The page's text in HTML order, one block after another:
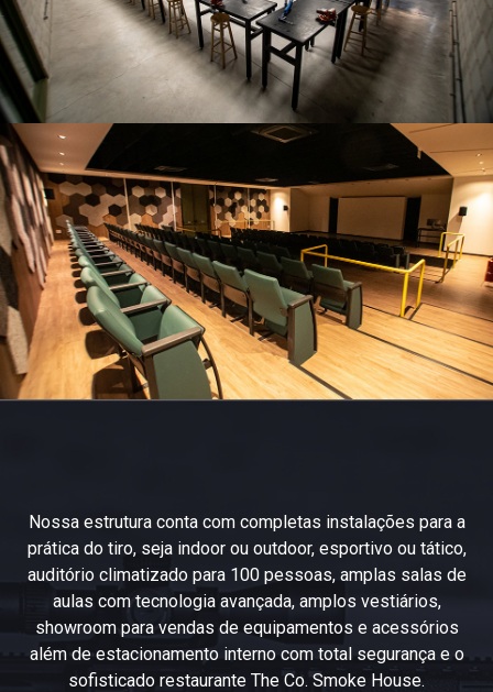
Nossa estrutura conta com completas instalações para a
prática do tiro, seja indoor ou outdoor, esportivo ou tático,
auditório climatizado para 100 pessoas, amplas salas de
aulas com tecnologia avançada, amplos vestiários,
showroom para vendas de equipamentos e acessórios
além de estacionamento interno com total segurança e o
sofisticado restaurante The Co. Smoke House.